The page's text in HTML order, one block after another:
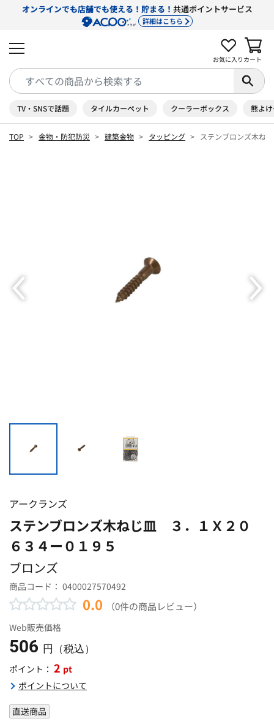
オンラインでも店舗でも使える！貯まる！ 共通ポイントサービス
詳細はこちら
お気に入り カート
TV・SNSで話題 タイルカーペット クーラーボックス 熊よ
TOP 金物・防犯防災 建築金物 タッピング ステンブロンズ木ね
アークランズ
ステンブロンズ木ねじ皿 ３．１Ｘ２０
６３４ー０１９５
ブロンズ
商品コード： 0400027570492
0.0 （0件の商品レビュー）
Web販売価格
506 円（税込）
ポイント： 2 pt
ポイントについて
直送商品